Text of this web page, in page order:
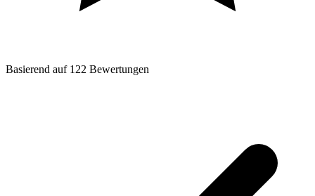
Basierend auf 122 Bewertungen